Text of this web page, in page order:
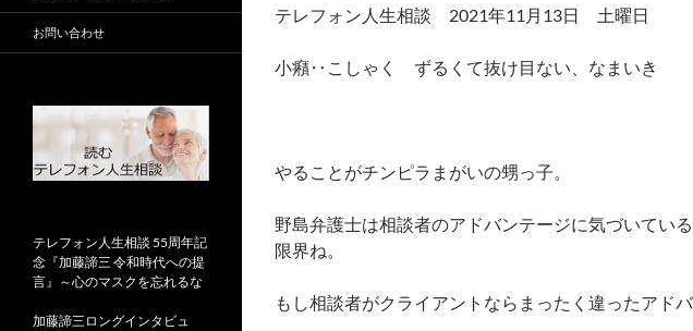
テレフォン人生相談 2021年11月13日 土曜日
小癪‥こしゃく ずるくて抜け目ない、なまいき
やることがチンピラまがいの甥っ子。
野島弁護士は相談者のアドバンテージに気づいてい
限界ね。
もし相談者がクライアントならまったく違ったアド
お問い合わせ
テレフォン人生相談 55周年記
念『加藤諦三 令和時代への提
言』～心のマスクを忘れるな
加藤諦三ロングインタビュ